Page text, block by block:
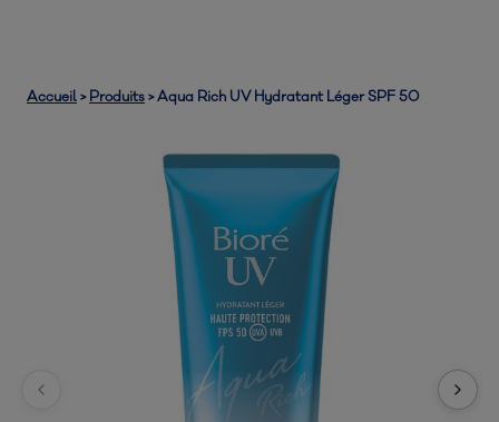
Accueil> Produits>Aqua Rich UV Hydratant Léger SPF 50